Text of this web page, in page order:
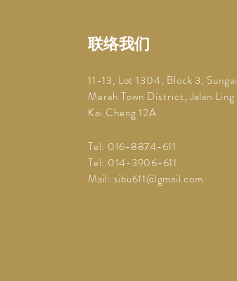
​联络我们
11-13, Lot 1304, Block 3, Sungai
Merah Town District, Jalan Ling
Kai Cheng 12A
Tel: 016-8874-611
Tel: 014-3906-611
Mail: sibu611@gmail.com